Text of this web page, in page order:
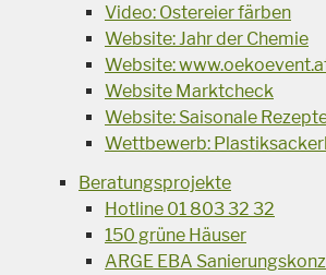
Video: Ostereier färben
Website: Jahr der Chemie
Website:
Website Marktcheck
Website: Saisonale
Wettbewerb:
Beratungsprojekte
Hotline 01 803 32 32
150 grüne Häuser
ARGE EBA